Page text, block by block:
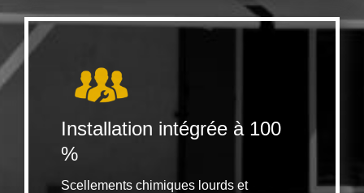
Installation intégrée à 100
%
Scellements chimiques lourds et